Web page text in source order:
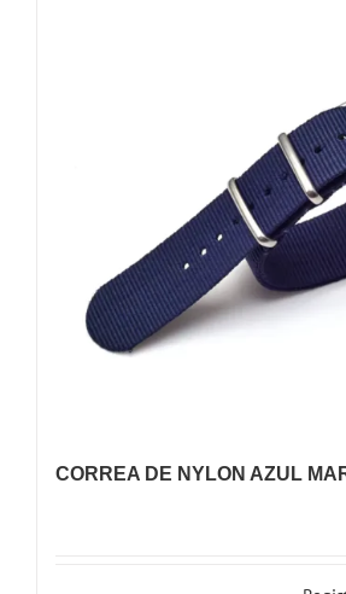
CORREA DE NYLON AZUL